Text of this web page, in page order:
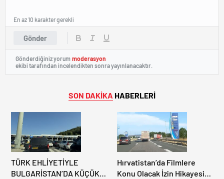
Gönder
En az 10 karakter gerekli
Gönderdiğiniz yorum moderasyon
ekibi tarafından incelendikten sonra yayınlanacaktır.
SON DAKİKA HABERLERİ
TÜRK EHLİYETİYLE
BULGARİSTAN’DA KÜÇÜK
Hırvatistan’da Filmlere
Konu Olacak İzin Hikayesi: